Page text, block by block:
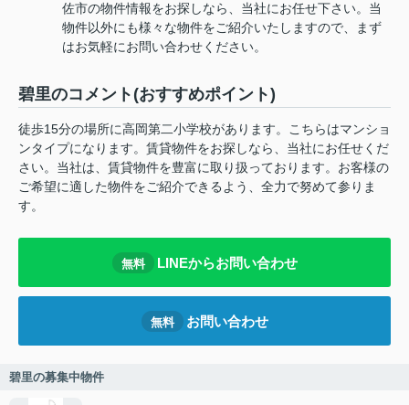
佐市の物件情報をお探しなら、当社にお任せ下さい。当
物件以外にも様々な物件をご紹介いたしますので、まず
はお気軽にお問い合わせください。
碧里のコメント(おすすめポイント)
徒歩15分の場所に高岡第二小学校があります。こちらはマンショ
ンタイプになります。賃貸物件をお探しなら、当社にお任せくだ
さい。当社は、賃貸物件を豊富に取り扱っております。お客様の
ご希望に適した物件をご紹介できるよう、全力で努めて参りま
す。
無料 LINEからお問い合わせ
無料 お問い合わせ
碧里の募集中物件